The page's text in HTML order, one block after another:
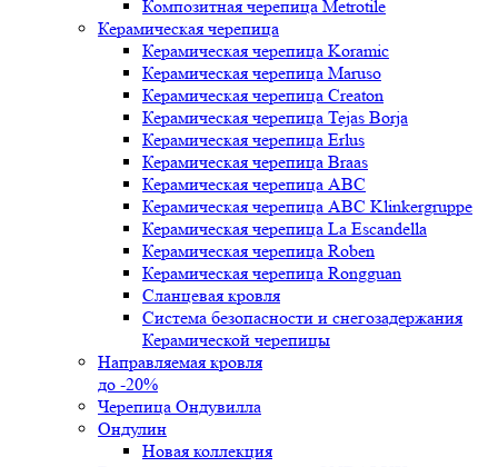
Композитная черепица Metrotile
Керамическая черепица
Керамическая черепица Koramic
Керамическая черепица Maruso
Керамическая черепица Creaton
Керамическая черепица Tejas Borja
Керамическая черепица Erlus
Керамическая черепица Braas
Керамическая черепица ABC
Керамическая черепица ABC Klinkergruppe
Керамическая черепица La Escandella
Керамическая черепица Roben
Керамическая черепица Rongguan
Сланцевая кровля
Система безопасности и снегозадержания
Керамической черепицы
Направляемая кровля
до -20%
Черепица Ондувилла
Ондулин
Новая коллекция